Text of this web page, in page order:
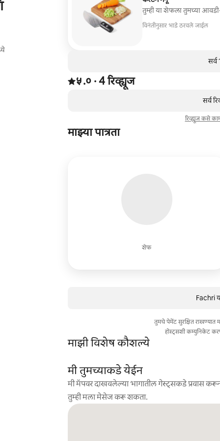
तुम्ही या शेफला तुमच्या
विनंतीनुसार भाडे ठरवले जाईल
सर्व
4 रिव्ह्यूजमधून 5 पैकी ५.० स्टार्स रेटिंग आहे
५.०
,
·4 रिव्ह्यूज
सर्व
रिव्ह्यूज कसे
माझ्या पात्रता
शेफ
Fachri
तुमचे पेमेंट सुरक्षित
होस्ट्सशी कम्युनिकेट
माझी विशेष कौशल्ये
मी तुमच्याकडे येईन
मी मॅपवर दाखवलेल्या भागातील गेस्ट्सकडे प्रवास
तुम्ही मला मेसेज करू शकता.